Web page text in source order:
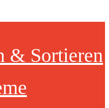
& Sortieren